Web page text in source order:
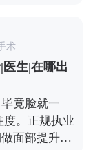
烟，酒精
缓伤口愈
上严格遵医
点，恢复期
关于MCR
（公众号、
表情时才出
态纹就会变
过度焦虑，
效。如果是
善；如果已
令纹，就需
复合提升
能淡化纹
术
生|在哪出
竟脸就一
度。正规执业
面部提升这